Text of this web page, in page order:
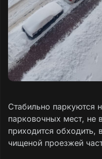
Стабильно паркуются
парковочных мест, не
приходится обходить,
чищеной проезжей